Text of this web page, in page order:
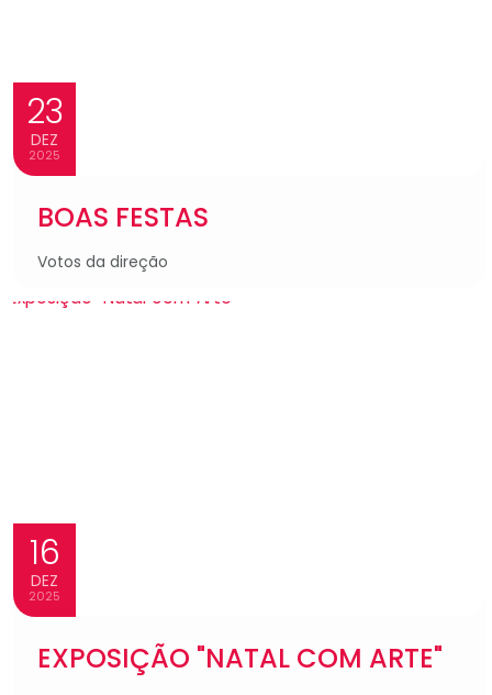
23
DEZ
2025
BOAS FESTAS
Votos da direção
16
DEZ
2025
EXPOSIÇÃO "NATAL COM ARTE"